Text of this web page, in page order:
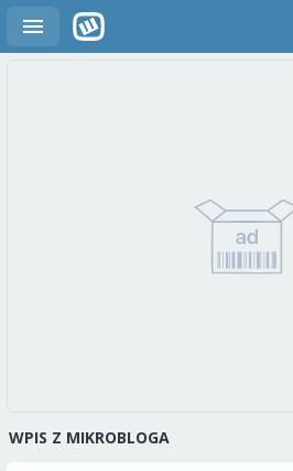
WPIS Z MIKROBLOGA